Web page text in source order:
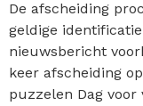
De afscheiding
geldige
nieuwsbericht
keer afscheiding
puzzelen Dag